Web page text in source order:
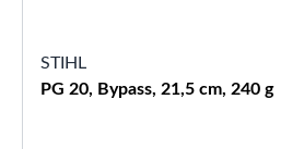
STIHL
PG 20, Bypass, 21,5 cm, 240 g